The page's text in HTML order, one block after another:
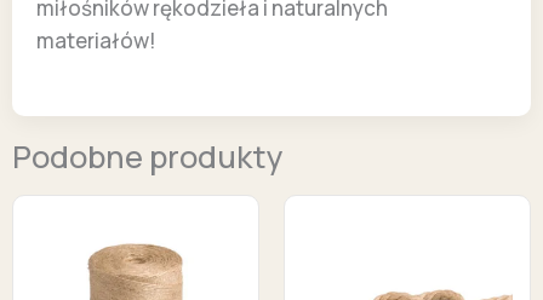
miłośników rękodzieła i naturalnych
materiałów!
Podobne produkty